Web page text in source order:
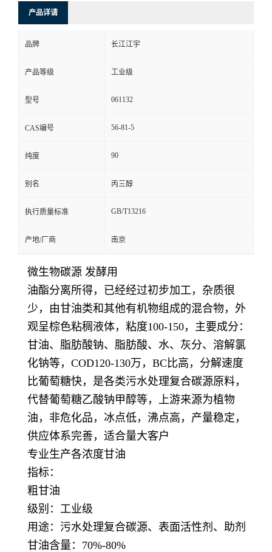
产品详请
品牌 长江江宇
产品等级 工业级
型号 061132
CAS编号 56-81-5
纯度 90
别名 丙三醇
执行质量标准 GB/T13216
产地/厂商 南京
微生物碳源 发酵用
油酯分离所得，已经经过初步加工，杂质很
少，由甘油类和其他有机物组成的混合物，外
观呈棕色粘稠液体，粘度100-150，主要成分：
甘油、脂肪酸钠、脂肪酸、水、灰分、溶解氯
化钠等，COD120-130万，BC比高，分解速度
比葡萄糖快，是各类污水处理复合碳源原料，
代替葡萄糖乙酸钠甲醇等，上游来源为植物
油，非危化品，冰点低，沸点高，产量稳定，
供应体系完善，适合量大客户
专业生产各浓度甘油
指标：
粗甘油
级别：工业级
用途：污水处理复合碳源、表面活性剂、助剂
甘油含量：70%-80%